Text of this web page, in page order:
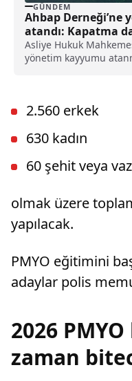
GÜNDEM
Ahbap Derneği’ne
atandı: Kapatma
Asliye Hukuk
yönetim kayyumu
2.560 erkek
630 kadın
60 şehit veya
olmak üzere
yapılacak.
PMYO eğitimini
adaylar polis
2026
zaman